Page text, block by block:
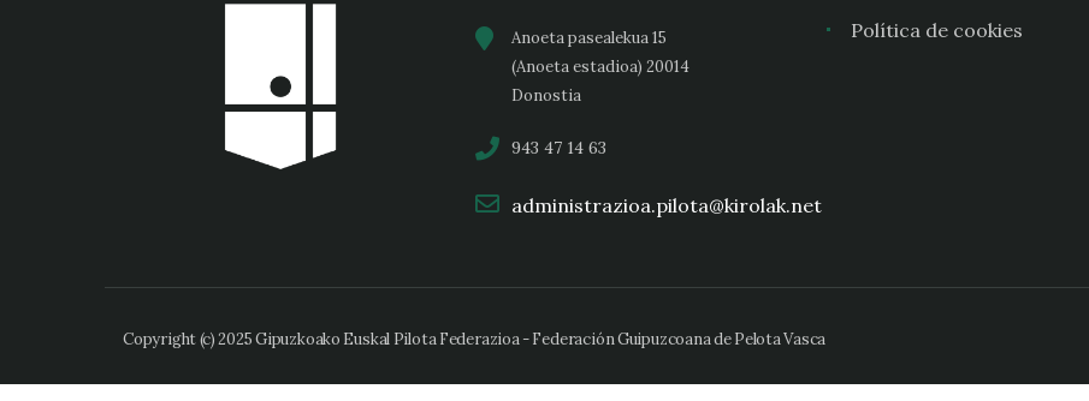
Anoeta pasealekua 15
(Anoeta estadioa) 20014
Donostia
943 47 14 63
administrazioa.pilota@kirolak.net
Política de cookies
Copyright (c) 2025 Gipuzkoako Euskal Pilota Federazioa - Federación Guipuzcoana de Pelota Vasca